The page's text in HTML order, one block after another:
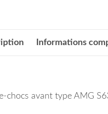
Informations
avant type AMG